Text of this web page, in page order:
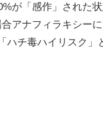
が「感作」された
アナフィラキシー
ハチ毒ハイリスク